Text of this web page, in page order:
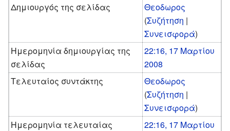
Δημιουργός της σελίδας
Θεοδωρος
(Συζήτηση |
Συνεισφορά)
Ημερομηνία δημιουργίας της
σελίδας
22:16, 17 Μαρτίου
2008
Τελευταίος συντάκτης
Θεοδωρος
(Συζήτηση |
Συνεισφορά)
Ημερομηνία τελευταίας
22:16, 17 Μαρτίου